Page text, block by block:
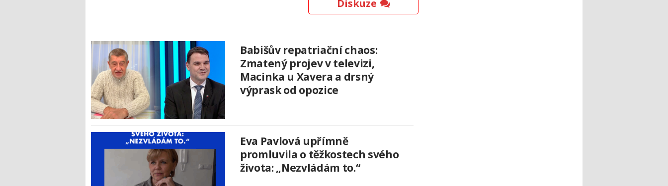
Diskuze
Babišův repatriační chaos:
Zmatený projev v televizi,
Macinka u Xavera a drsný
výprask od opozice
Eva Pavlová upřímně
promluvila o těžkostech svého
života: „Nezvládám to.“